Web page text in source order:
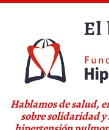
Hablamos de salud,
sobre solidaridad